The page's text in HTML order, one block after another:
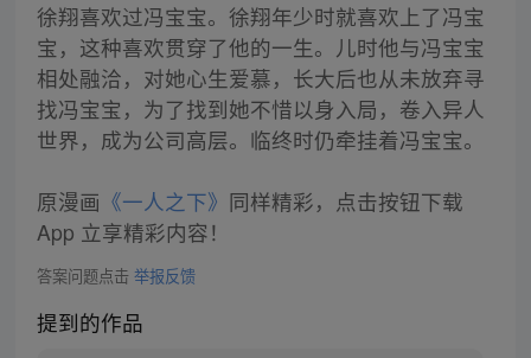
徐翔喜欢过冯宝宝。徐翔年少时就喜欢上了冯宝
宝，这种喜欢贯穿了他的一生。儿时他与冯宝宝
相处融洽，对她心生爱慕，长大后也从未放弃寻
找冯宝宝，为了找到她不惜以身入局，卷入异人
世界，成为公司高层。临终时仍牵挂着冯宝宝。
原漫画 《一人之下》 同样精彩，点击按钮下载
App 立享精彩内容！
答案问题点击 举报反馈
提到的作品